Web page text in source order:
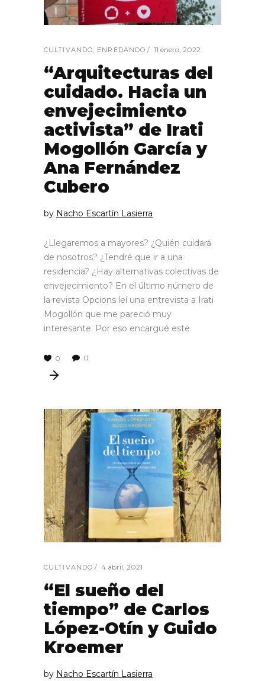
CULTIVANDO, ENREDANDO 11 enero, 2022
“Arquitecturas del
cuidado. Hacia un
envejecimiento
activista” de Irati
Mogollón García y
Ana Fernández
Cubero
by Nacho Escartín Lasierra
¿Llegaremos a mayores? ¿Quién cuidará
de nosotros? ¿Tendré que ir a una
residencia? ¿Hay alternativas colectivas de
envejecimiento? En el último número de
la revista Opcions leí una entrevista a Irati
Mogollón que me pareció muy
interesante. Por eso encargué este
0 0
CULTIVANDO 4 abril, 2021
“El sueño del
tiempo” de Carlos
López-Otín y Guido
Kroemer
by Nacho Escartín Lasierra